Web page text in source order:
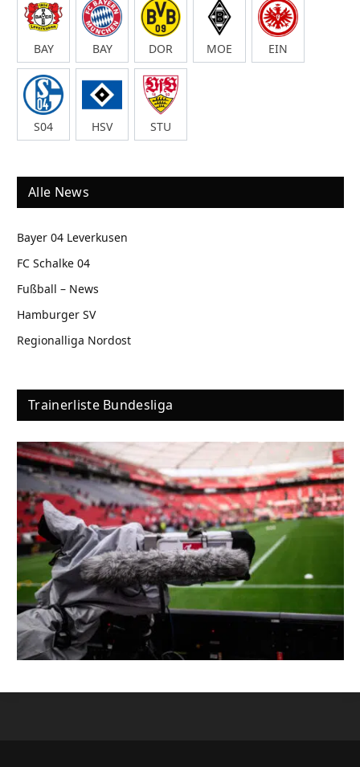
BAY BAY DOR MOE EIN
S04 HSV STU
Alle News
Bayer 04 Leverkusen
FC Schalke 04
Fußball – News
Hamburger SV
Regionalliga Nordost
Trainerliste Bundesliga